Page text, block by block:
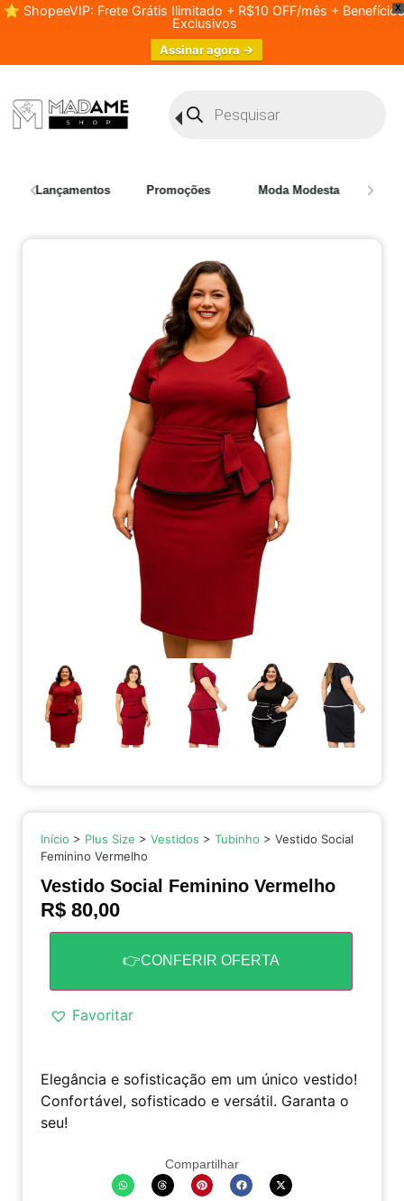
X
⭐ ShopeeVIP: Frete Grátis Ilimitado + R$10 OFF/mês + Benefícios
Exclusivos
Assinar agora →
Lançamentos Promoções Moda Modesta Plus
Início > Plus Size > Vestidos > Tubinho > Vestido Social
Feminino Vermelho
Vestido Social Feminino Vermelho
R$ 80,00
👉CONFERIR OFERTA
Favoritar
Elegância e sofisticação em um único vestido!
Confortável, sofisticado e versátil. Garanta o
seu!
Compartilhar